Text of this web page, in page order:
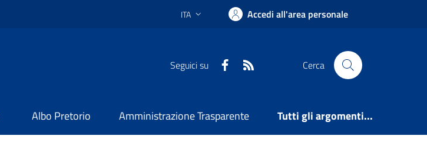
Lingua attiva:
ITA Accedi all'area personale
Seguici su Facebook Cerca
Albo Pretorio Amministrazione Trasparente Tutti gli argomenti...